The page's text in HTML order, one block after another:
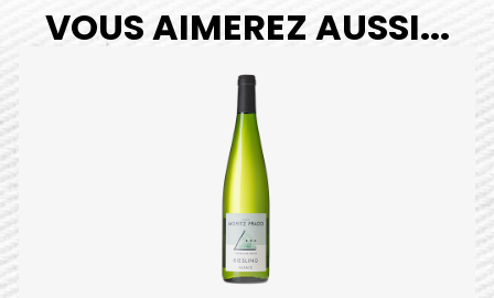
VOUS AIMEREZ AUSSI...